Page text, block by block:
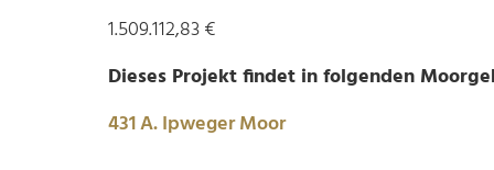
1.509.112,83 €
Dieses Projekt findet in folgenden
431 A. Ipweger Moor